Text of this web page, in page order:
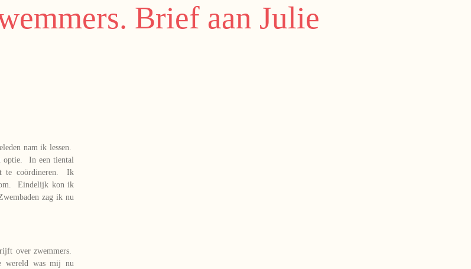
Brief aan Julie
nam ik lessen.
optie. In een tiental
te coördineren. Ik
Eindelijk kon ik
zag ik nu
over zwemmers.
wereld was mij nu